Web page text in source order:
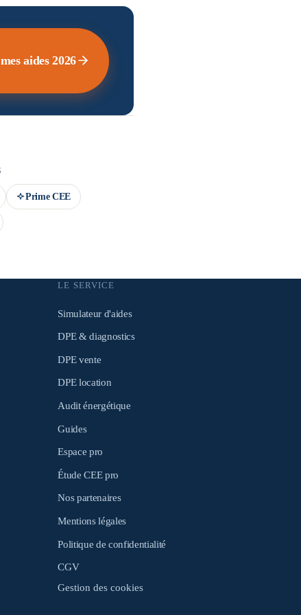
aides 2026
Prime CEE
LE SERVICE
Simulateur d'aides
DPE & diagnostics
DPE vente
DPE location
Audit énergétique
Guides
Espace pro
Étude CEE pro
Nos partenaires
Mentions légales
Politique de confidentialité
CGV
Gestion des cookies